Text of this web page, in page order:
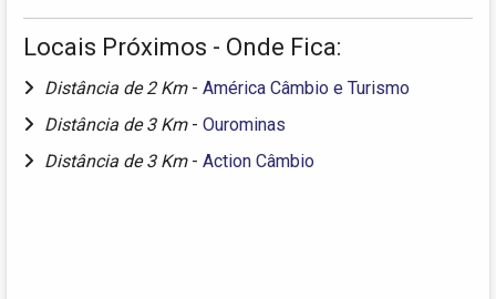
Locais Próximos - Onde Fica:
Distância de 2 Km - América Câmbio e Turismo
Distância de 3 Km - Ourominas
Distância de 3 Km - Action Câmbio